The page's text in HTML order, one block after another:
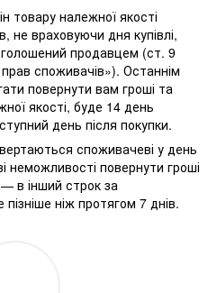
товару належної якості
не враховуючи дня купівлі,
продавцем (ст. 9
споживачів»). Останнім
повернути вам гроші та
якості, буде 14 день
день після покупки.
споживачеві у день
неможливості повернути гроші
в інший строк за
ніж протягом 7 днів.